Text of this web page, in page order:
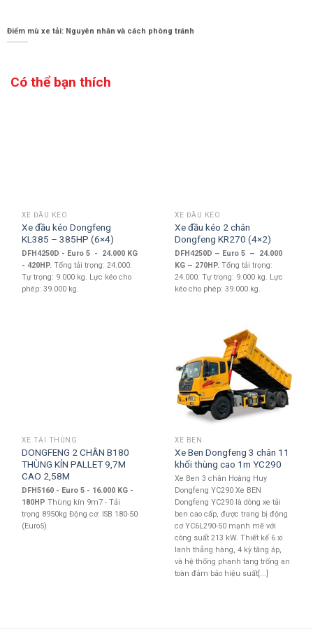
Điểm mù xe tải: Nguyên nhân và cách phòng tránh
Có thể bạn thích
XE ĐẦU KÉO
Xe đầu kéo Dongfeng
KL385 – 385HP (6×4)
DFH4250D - Euro 5 - 24.000 KG
- 420HP.Tổng tải trọng: 24.000.
Tự trọng: 9.000 kg. Lực kéo cho
phép: 39.000 kg.
XE ĐẦU KÉO
Xe đầu kéo 2 chân
Dongfeng KR270 (4×2)
DFH4250D – Euro 5 – 24.000
KG – 270HP.Tổng tải trọng:
24.000. Tự trọng: 9.000 kg. Lực
kéo cho phép: 39.000 kg.
XE TẢI THÙNG
DONGFENG 2 CHÂN B180
THÙNG KÍN PALLET 9,7M
CAO 2,58M
DFH5160 - Euro 5 - 16.000 KG -
180HPThùng kín 9m7 - Tải
trọng 8950kg Động cơ: ISB 180-50
(Euro5)
XE BEN
Xe Ben Dongfeng 3 chân 11
khối thùng cao 1m YC290
Xe Ben 3 chân Hoàng Huy
Dongfeng YC290 Xe BEN
Dongfeng YC290 là dòng xe tải
ben cao cấp, được trang bị động
cơ YC6L290-50 mạnh mẽ với
công suất 213 kW. Thiết kế 6 xi
lanh thẳng hàng, 4 kỳ tăng áp,
và hệ thống phanh tang trống an
toàn đảm bảo hiệu suất[...]